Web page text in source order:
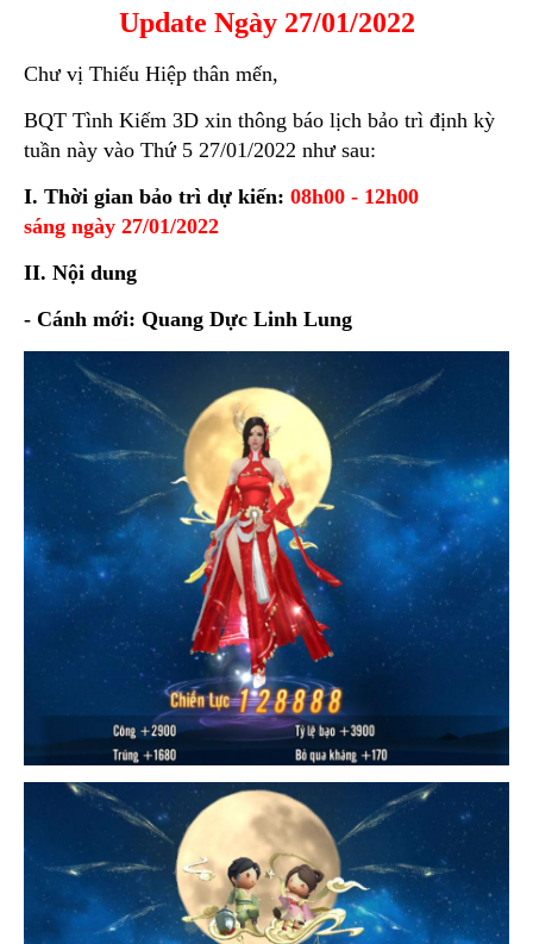
Update Ngày 27/01/2022
Chư vị Thiếu Hiệp thân mến,
BQT Tình Kiếm 3D xin thông báo lịch bảo trì định kỳ
tuần này vào Thứ 5 27/01/2022 như sau:
I. Thời gian bảo trì dự kiến: 08h00 - 12h00
sáng ngày 27/01/2022
II. Nội dung
- Cánh mới: Quang Dực Linh Lung